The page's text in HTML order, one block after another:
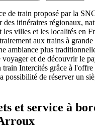
de train proposé par la
des itinéraires régionaux,
villes et les localités en
aux trains à
ambiance plus
et de découvrir le
Intercités grâce à
possibilité de réserver un
et service à